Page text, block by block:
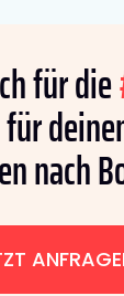
für die
für
nach